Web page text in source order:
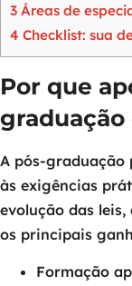
3 Áreas de
4 Checklist: sua
Por que
A pós-graduação
às exigências
evolução das
os principais
Formação